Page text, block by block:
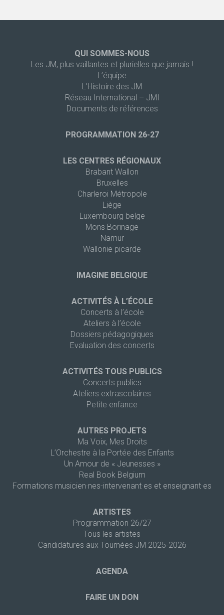
QUI SOMMES-NOUS
Les JM, plus vaillantes et plurielles que jamais !
L’équipe
L’Histoire des JM
Réseau International – JMI
Documents de références
PROGRAMMATION 26-27
LES CENTRES RÉGIONAUX
Brabant Wallon
Bruxelles
Charleroi Métropole
Liège
Luxembourg belge
Mons Borinage
Namur
Wallonie picarde
IMAGINE BELGIQUE
ACTIVITÉS À L’ÉCOLE
Concerts à l’école
Ateliers à l’école
Dossiers pédagogiques
Evaluation des concerts
ACTIVITÉS TOUS PUBLICS
Concerts publics
Ateliers extrascolaires
Petite enfance
AUTRES PROJETS
Ma Voix, Mes Droits
L’Orchestre à la Portée des Enfants
Un Amour de « Jeunesses »
Real Book Belgium
Formations musicien·nes-intervenant·es et enseignant·es
ARTISTES
Programmation 26/27
Tous les artistes
Candidatures aux Tournées JM 2025-2026
AGENDA
FAIRE UN DON